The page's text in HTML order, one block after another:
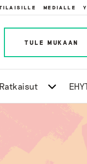
MEDIALLE
TULE MUKAAN
Ratkaisut